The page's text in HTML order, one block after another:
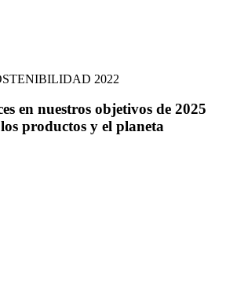
2022
en nuestros objetivos de 2025
productos y el planeta